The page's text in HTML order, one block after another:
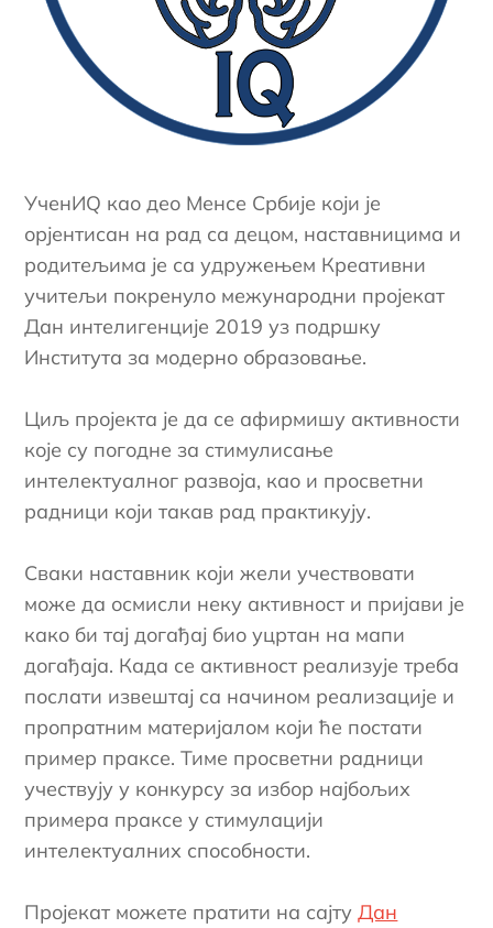
УченИQ као део Менсе Србије који је
орјентисан на рад са децом, наставницима и
родитељима је са удружењем Креативни
учитељи покренуло межународни пројекат
Дан интелигенције 2019 уз подршку
Института за модерно образовање.
Циљ пројекта је да се афирмишу активности
које су погодне за стимулисање
интелектуалног развоја, као и просветни
радници који такав рад практикују.
Сваки наставник који жели учествовати
може да осмисли неку активност и пријави је
како би тај догађај био уцртан на мапи
догађаја. Када се активност реализује треба
послати извештај са начином реализације и
пропратним материјалом који ће постати
пример праксе. Тиме просветни радници
учествују у конкурсу за избор најбољих
примера праксе у стимулацији
интелектуалних способности.
Пројекат можете пратити на сајтуДан